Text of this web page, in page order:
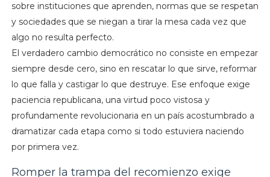
sobre instituciones que aprenden, normas que se respetan
y sociedades que se niegan a tirar la mesa cada vez que
algo no resulta perfecto.
El verdadero cambio democrático no consiste en empezar
siempre desde cero, sino en rescatar lo que sirve, reformar
lo que falla y castigar lo que destruye. Ese enfoque exige
paciencia republicana, una virtud poco vistosa y
profundamente revolucionaria en un país acostumbrado a
dramatizar cada etapa como si todo estuviera naciendo
por primera vez.
Romper la trampa del recomienzo exige